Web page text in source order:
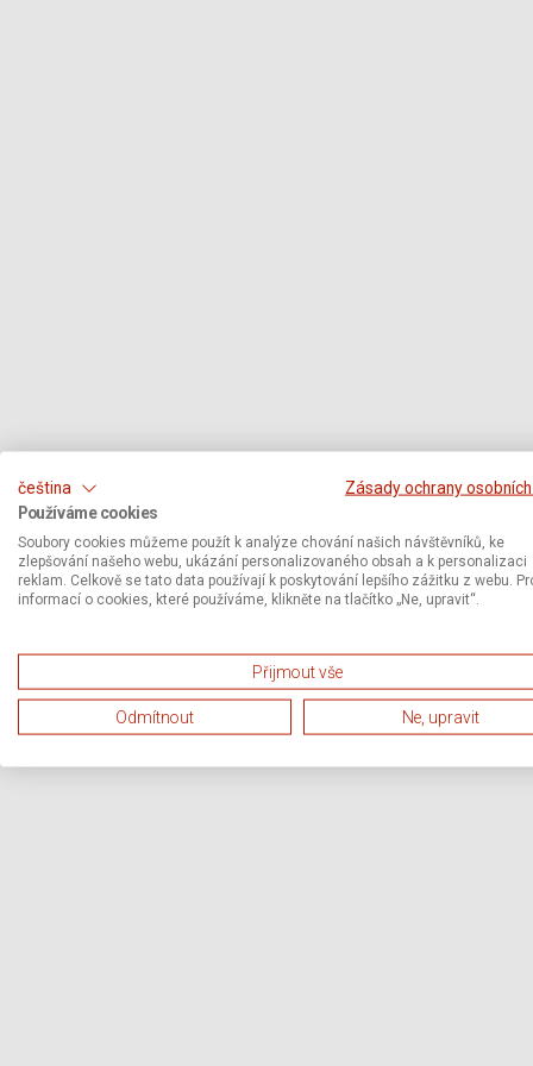
čeština
Zásady ochrany
Používáme cookies
Soubory cookies můžeme použít k analýze chování našich návštěvníků, ke
zlepšování našeho webu, ukázání personalizovaného obsah a k personalizaci
reklam. Celkově se tato data používají k poskytování lepšího zážitku z webu.
informací o cookies, které používáme, klikněte na tlačítko „Ne, upravit“.
Přijmout vše
Odmítnout Ne, upravit